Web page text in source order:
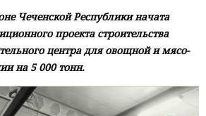
Чеченской Республики начата
проекта строительства
центра для овощной и мясо-
на 5 000 тонн.